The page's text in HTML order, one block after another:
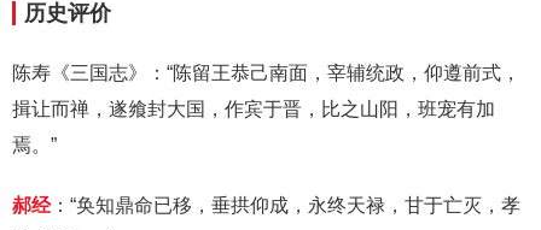
历史评价
陈寿《三国志》：“陈留王恭己南面，宰辅统政，仰遵前式，
揖让而禅，遂飨封大国，作宾于晋，比之山阳，班宠有加
焉。”
郝经：“奂知鼎命已移，垂拱仰成，永终天禄，甘于亡灭，孝